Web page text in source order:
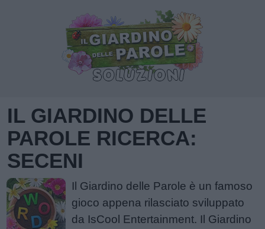
IL GIARDINO DELLE
PAROLE RICERCA:
SECENI
Il Giardino delle Parole è un famoso
gioco appena rilasciato sviluppato
da IsCool Entertainment. Il Giardino